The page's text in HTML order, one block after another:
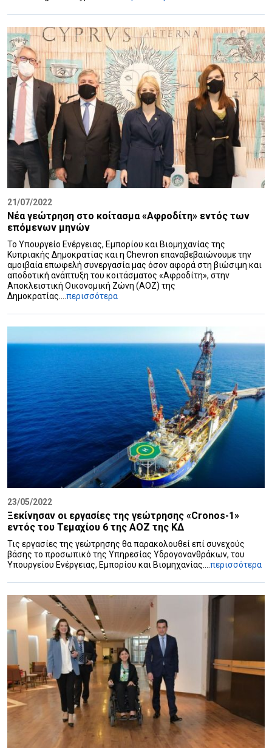
21/07/2022
Νέα γεώτρηση στο κοίτασμα «Αφροδίτη» εντός των
επόμενων μηνών
Το Υπουργείο Ενέργειας, Εμπορίου και Βιομηχανίας της
Κυπριακής Δημοκρατίας και η Chevron επαναβεβαιώνουμε την
αμοιβαία επωφελή συνεργασία μας όσον αφορά στη βιώσιμη και
αποδοτική ανάπτυξη του κοιτάσματος «Αφροδίτη», στην
Αποκλειστική Οικονομική Ζώνη (ΑΟΖ) της
Δημοκρατίας.... περισσότερα
23/05/2022
Ξεκίνησαν οι εργασίες της γεώτρησης «Cronos-1»
εντός του Τεμαχίου 6 της ΑΟΖ της ΚΔ
Τις εργασίες της γεώτρησης θα παρακολουθεί επί συνεχούς
βάσης το προσωπικό της Υπηρεσίας Υδρογονανθράκων, του
Υπουργείου Ενέργειας, Εμπορίου και Βιομηχανίας.... περισσότερα